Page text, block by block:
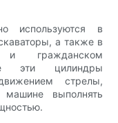
используются в
а также в
и гражданском
эти цилиндры
стрелы,
выполнять